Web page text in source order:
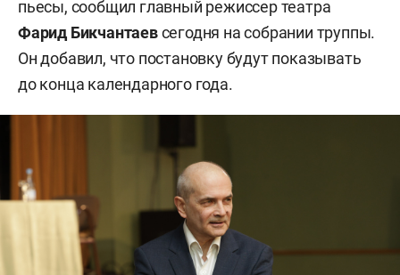
пьесы, сообщил главный режиссер театра
Фарид Бикчантаевсегодня на собрании труппы.
Он добавил, что постановку будут показывать
до конца календарного года.